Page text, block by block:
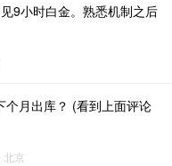
9小时白金。熟悉机制之后
个月出库？ (看到上面评论
京